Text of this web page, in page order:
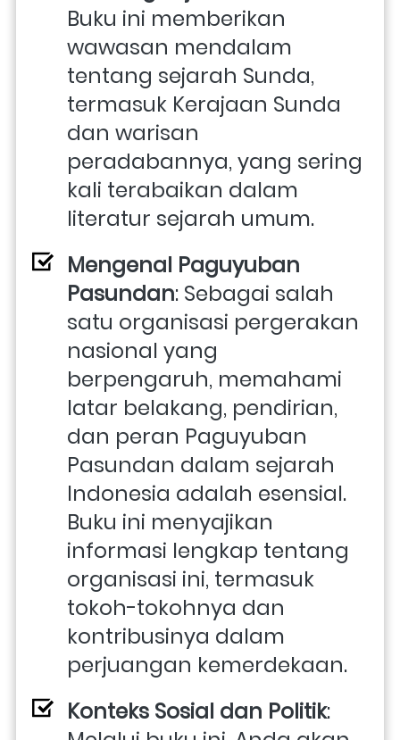
Buku ini memberikan
wawasan mendalam
tentang sejarah Sunda,
termasuk Kerajaan Sunda
dan warisan
peradabannya, yang sering
kali terabaikan dalam
literatur sejarah umum.
Mengenal Paguyuban
Pasundan: Sebagai salah
satu organisasi pergerakan
nasional yang
berpengaruh, memahami
latar belakang, pendirian,
dan peran Paguyuban
Pasundan dalam sejarah
Indonesia adalah esensial.
Buku ini menyajikan
informasi lengkap tentang
organisasi ini, termasuk
tokoh-tokohnya dan
kontribusinya dalam
perjuangan kemerdekaan.
Konteks Sosial dan Politik: